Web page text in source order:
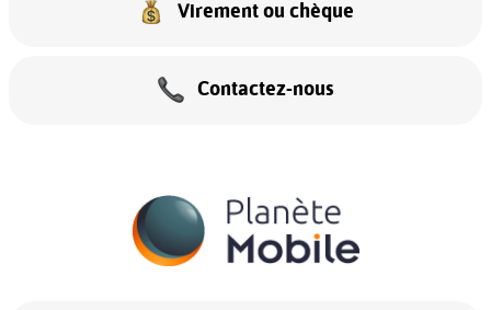
Virement ou chèque
Contactez-nous